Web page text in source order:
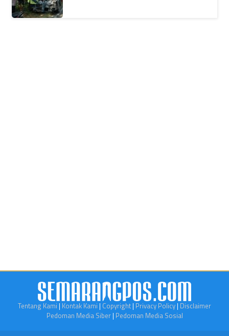
Tentang Kami | Kontak Kami | Copyright | Privacy Policy | Disclaimer
Pedoman Media Siber| Pedoman Media Sosial